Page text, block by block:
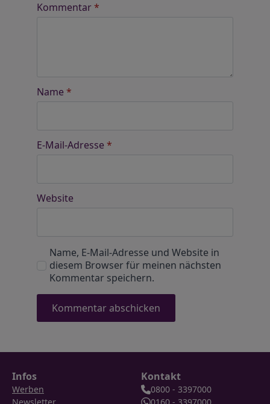
Kommentar*
Name *
E-Mail-Adresse *
Website
Name, E-Mail-Adresse und Website in
diesem Browser für meinen nächsten
Kommentar speichern.
Infos
Werben
Kontakt
0800 - 3397000